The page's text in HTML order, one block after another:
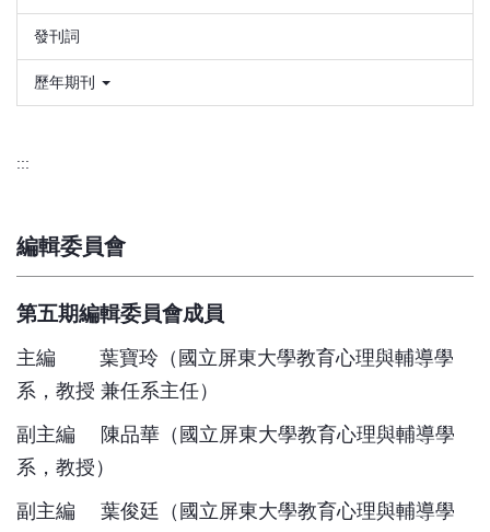
發刊詞
歷年期刊
:::
編輯委員會
第五期編輯委員會成員
主編 葉寶玲（國立屏東大學教育心理與輔導學
系，教授 兼任系主任）
副主編 陳品華（國立屏東大學教育心理與輔導學
系，教授）
副主編 葉俊廷（國立屏東大學教育心理與輔導學